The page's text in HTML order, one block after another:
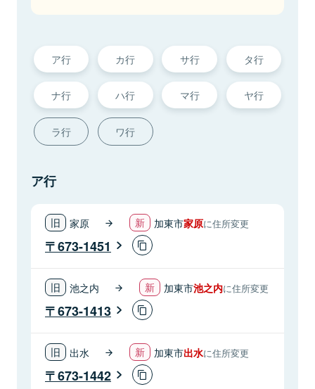
ア行 カ行 サ行 タ行
ナ行 ハ行 マ行 ヤ行
ラ行 ワ行
ア行
家原 加東市家原に住所変更
673-1451
池之内 加東市池之内に住所変更
673-1413
出水 加東市出水に住所変更
673-1442